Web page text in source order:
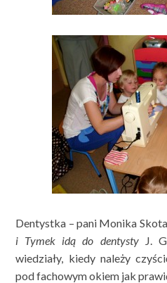
Dentystka – pani Monika
i Tymek idą do dentystyJ. G.
wiedziały, kiedy należy
pod fachowym okiem jak